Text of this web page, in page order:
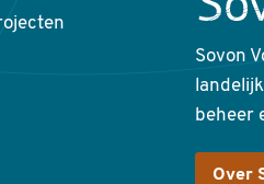
Sovon
beheer
Over